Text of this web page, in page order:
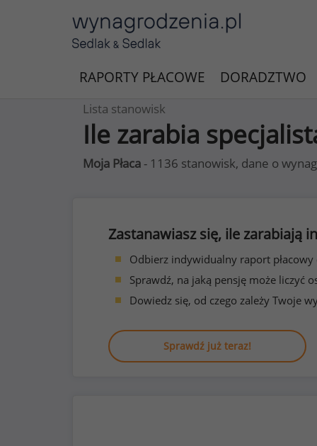
RAPORTY PŁACOWE DORADZTWO
Lista stanowisk
Ile zarabia
Moja Płaca - 1136 stanowisk, dane o
Zastanawiasz się, ile zarabiają
Odbierz indywidualny raport
Sprawdź, na jaką pensję może liczyć
Dowiedz się, od czego zależy Twoje
Sprawdź już teraz!